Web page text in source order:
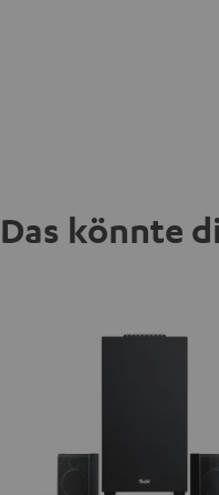
Das könnte